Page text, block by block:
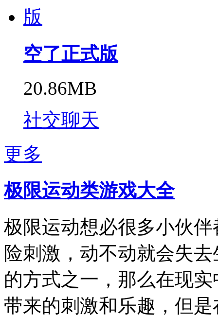
空了正式版
20.86MB
社交聊天
更多
极限运动类游戏大全
极限运动想必很多小伙
险刺激，动不动就会失
的方式之一，那么在现
带来的刺激和乐趣，但